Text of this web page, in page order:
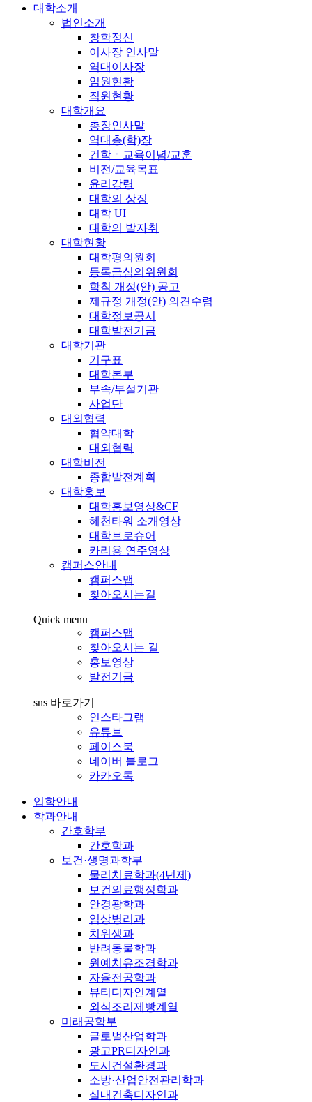
대학소개
법인소개
창학정신
이사장 인사말
역대이사장
임원현황
직원현황
대학개요
총장인사말
역대총(학)장
건학ㆍ교육이념/교훈
비전/교육목표
윤리강령
대학의 상징
대학 UI
대학의 발자취
대학현황
대학평의원회
등록금심의위원회
학칙 개정(안) 공고
제규정 개정(안) 의견수렴
대학정보공시
대학발전기금
대학기관
기구표
대학본부
부속/부설기관
사업단
대외협력
협약대학
대외협력
대학비전
종합발전계획
대학홍보
대학홍보영상&CF
혜천타워 소개영상
대학브로슈어
카리용 연주영상
캠퍼스안내
캠퍼스맵
찾아오시는길
Quick menu
캠퍼스맵
찾아오시는 길
홍보영상
발전기금
sns 바로가기
인스타그램
유튜브
페이스북
네이버 블로그
카카오톡
입학안내
학과안내
간호학부
간호학과
보건·생명과학부
물리치료학과(4년제)
보건의료행정학과
안경광학과
임상병리과
치위생과
반려동물학과
원예치유조경학과
자율전공학과
뷰티디자인계열
외식조리제빵계열
미래공학부
글로벌산업학과
광고PR디자인과
도시건설환경과
소방·산업안전관리학과
실내건축디자인과